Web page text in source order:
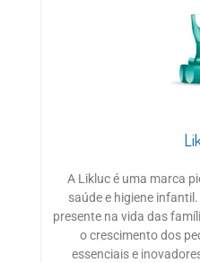
A Likluc é uma marca
saúde e higiene
presente na vida das
o crescimento dos
essenciais e